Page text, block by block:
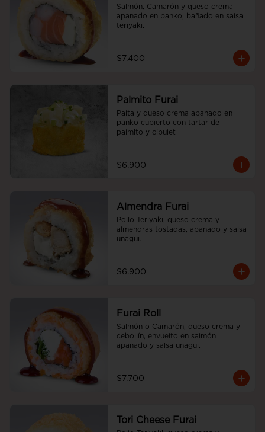
Salmón, Camarón y queso crema
apanado en panko, bañado en salsa
teriyaki.
$7.400
Palmito Furai
Palta y queso crema apanado en
panko cubierto con tartar de
palmito y cibulet
$6.900
Almendra Furai
Pollo Teriyaki, queso crema y
almendras tostadas, apanado y salsa
unagui.
$6.900
Furai Roll
Salmón o Camarón, queso crema y
cebollín, envuelto en salmón
apanado y salsa unagui.
$7.700
Tori Cheese Furai